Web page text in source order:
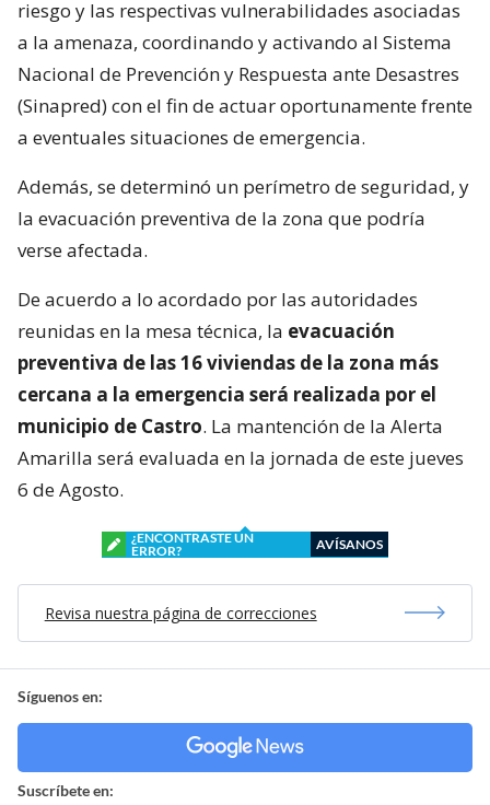
riesgo y las respectivas vulnerabilidades asociadas
a la amenaza, coordinando y activando al Sistema
Nacional de Prevención y Respuesta ante Desastres
(Sinapred) con el fin de actuar oportunamente frente
a eventuales situaciones de emergencia.
Además, se determinó un perímetro de seguridad, y
la evacuación preventiva de la zona que podría
verse afectada.
De acuerdo a lo acordado por las autoridades
reunidas en la mesa técnica, la evacuación
preventiva de las 16 viviendas de la zona más
cercana a la emergencia será realizada por el
municipio de Castro. La mantención de la Alerta
Amarilla será evaluada en la jornada de este jueves
6 de Agosto.
¿ENCONTRASTE UN
ERROR?
AVÍSANOS
Revisa nuestra página de correcciones
Síguenos en:
Suscríbete en: